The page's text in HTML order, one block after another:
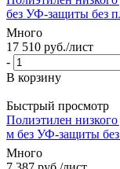
без УФ-защиты без
Много
17 510 руб./лист
-
В корзину
Быстрый просмотр
Полиэтилен
м без УФ-защиты
Много